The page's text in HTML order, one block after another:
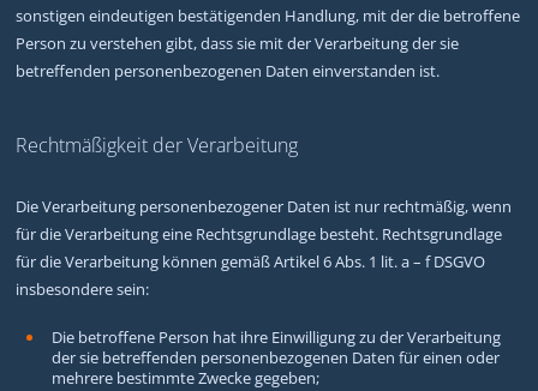
sonstigen eindeutigen bestätigenden Handlung, mit der die betroffene
Person zu verstehen gibt, dass sie mit der Verarbeitung der sie
betreffenden personenbezogenen Daten einverstanden ist.
Rechtmäßigkeit der Verarbeitung
Die Verarbeitung personenbezogener Daten ist nur rechtmäßig, wenn
für die Verarbeitung eine Rechtsgrundlage besteht. Rechtsgrundlage
für die Verarbeitung können gemäß Artikel 6 Abs. 1 lit. a – f DSGVO
insbesondere sein:
Die betroffene Person hat ihre Einwilligung zu der Verarbeitung
der sie betreffenden personenbezogenen Daten für einen oder
mehrere bestimmte Zwecke gegeben;